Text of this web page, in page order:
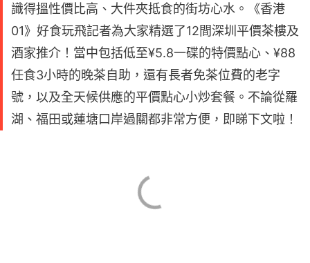
識得搵性價比高、大件夾抵食的街坊心水。《香港
01》好食玩飛記者為大家精選了12間深圳平價茶樓及
酒家推介！當中包括低至¥5.8一碟的特價點心、¥88
任食3小時的晚茶自助，還有長者免茶位費的老字
號，以及全天候供應的平價點心小炒套餐。不論從羅
湖、福田或蓮塘口岸過關都非常方便，即睇下文啦！